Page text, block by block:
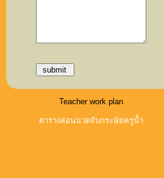
Teacher work plan
ตารางสอนนวดจับกระษัยครูน้ำ